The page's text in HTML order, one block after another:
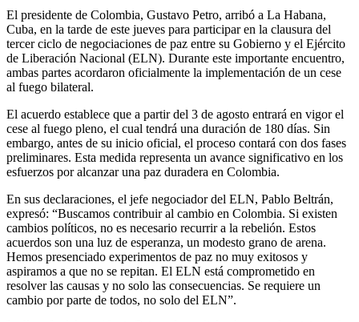
El presidente de Colombia, Gustavo Petro, arribó a La Habana,
Cuba, en la tarde de este jueves para participar en la clausura del
tercer ciclo de negociaciones de paz entre su Gobierno y el Ejército
de Liberación Nacional (ELN). Durante este importante encuentro,
ambas partes acordaron oficialmente la implementación de un cese
al fuego bilateral.
El acuerdo establece que a partir del 3 de agosto entrará en vigor el
cese al fuego pleno, el cual tendrá una duración de 180 días. Sin
embargo, antes de su inicio oficial, el proceso contará con dos fases
preliminares. Esta medida representa un avance significativo en los
esfuerzos por alcanzar una paz duradera en Colombia.
En sus declaraciones, el jefe negociador del ELN, Pablo Beltrán,
expresó: “Buscamos contribuir al cambio en Colombia. Si existen
cambios políticos, no es necesario recurrir a la rebelión. Estos
acuerdos son una luz de esperanza, un modesto grano de arena.
Hemos presenciado experimentos de paz no muy exitosos y
aspiramos a que no se repitan. El ELN está comprometido en
resolver las causas y no solo las consecuencias. Se requiere un
cambio por parte de todos, no solo del ELN”.